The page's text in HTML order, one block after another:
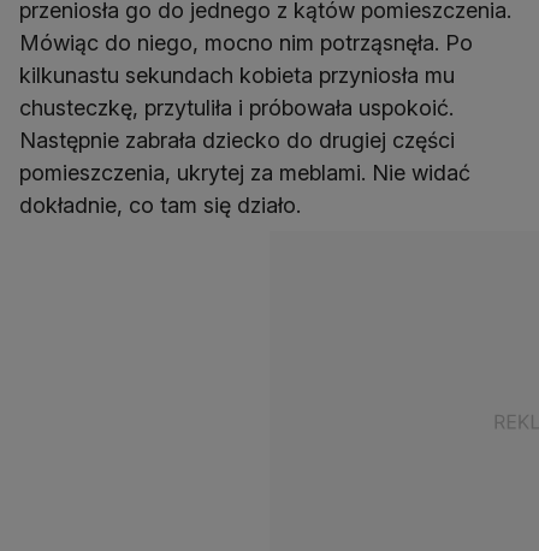
przeniosła go do jednego z kątów pomieszczenia.
Mówiąc do niego, mocno nim potrząsnęła. Po
kilkunastu sekundach kobieta przyniosła mu
chusteczkę, przytuliła i próbowała uspokoić.
Następnie zabrała dziecko do drugiej części
pomieszczenia, ukrytej za meblami. Nie widać
dokładnie, co tam się działo.